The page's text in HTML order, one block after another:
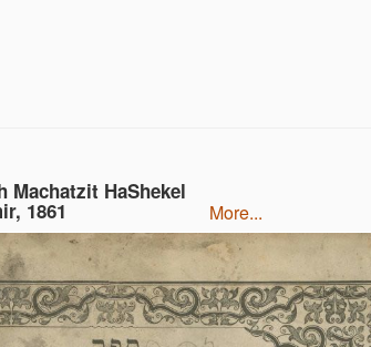
Machatzit HaShekel
1861 more...